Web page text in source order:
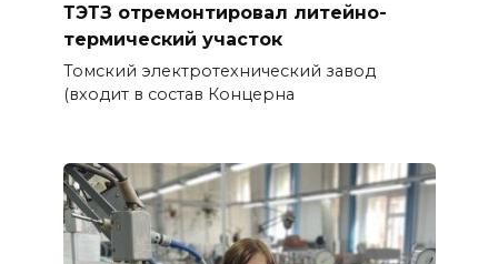
ТЭТЗ отремонтировал литейно-
термический участок
Томский электротехнический завод
(входит в состав Концерна